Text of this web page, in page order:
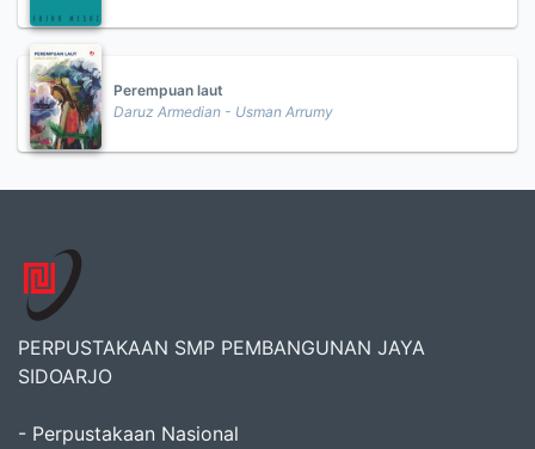
Perempuan laut
Daruz Armedian - Usman Arrumy
PERPUSTAKAAN SMP PEMBANGUNAN JAYA
SIDOARJO
- Perpustakaan Nasional